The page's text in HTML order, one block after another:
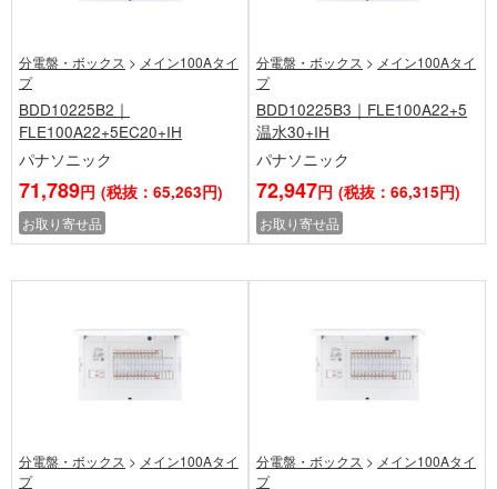
分電盤・ボックス > メイン100Aタイ
プ
BDD10225B2｜
FLE100A22+5EC20+IH
パナソニック
71,789円 (税抜：65,263円)
お取り寄せ品
分電盤・ボックス > メイン100Aタイ
プ
BDD10225B3｜FLE100A22+5
温水30+IH
パナソニック
72,947円 (税抜：66,315円)
お取り寄せ品
分電盤・ボックス > メイン100Aタイ
プ
分電盤・ボックス > メイン100Aタイ
プ